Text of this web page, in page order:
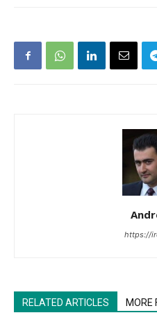
https://
RELATED ARTICLES MORE